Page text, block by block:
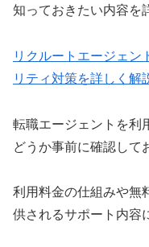
知っておきたい内容を
リクルートエージェン
リティ対策を詳しく解
転職エージェントを利
どうか事前に確認して
利用料金の仕組みや無
供されるサポート内容